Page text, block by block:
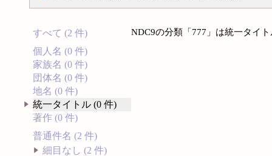
すべて (2 件)
個人名 (0 件)
家族名 (0 件)
団体名 (0 件)
地名 (0 件)
統一タイトル (0 件)
著作 (0 件)
普通件名 (2 件)
細目なし (2 件)
NDC9の分類「777」は統一タイ